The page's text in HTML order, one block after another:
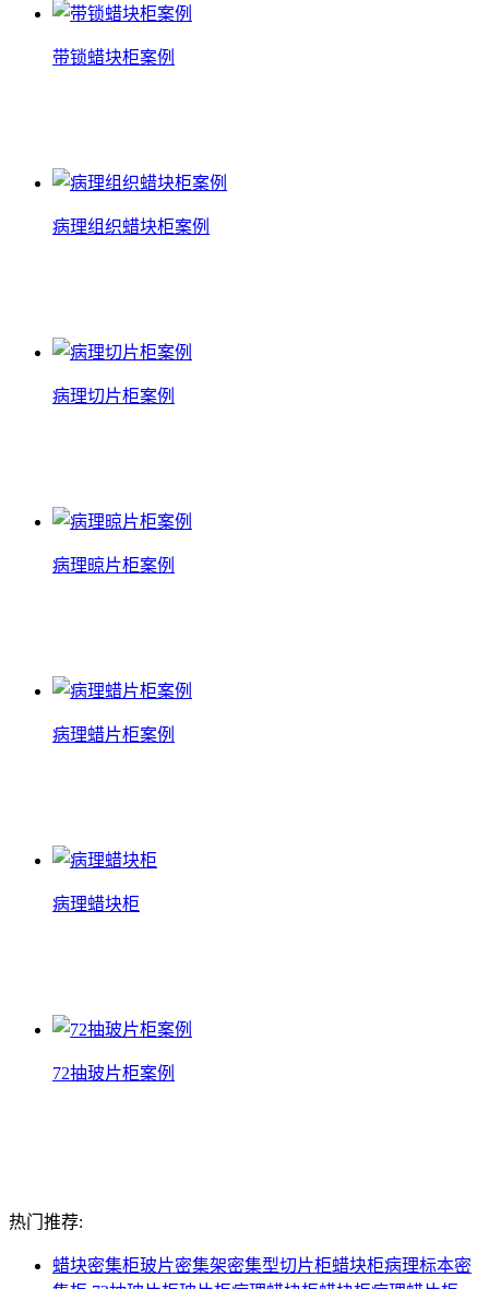
带锁蜡块柜案例
病理组织蜡块柜案例
病理切片柜案例
病理晾片柜案例
病理蜡片柜案例
病理蜡块柜
72抽玻片柜案例
热门推荐:
蜡块密集柜玻片密集架密集型切片柜蜡块柜病理标本密